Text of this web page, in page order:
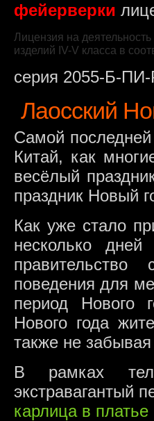
фейерверки
Лицензия на
изделий IV-V класса в
серия 2055-Б-
Лаосский
Самой
Китай, как
весёлый
праздник Новый
Как уже стало
несколько
поведения для
период Нового
Нового года
также не
В рамках
экстравагантый
карлица в